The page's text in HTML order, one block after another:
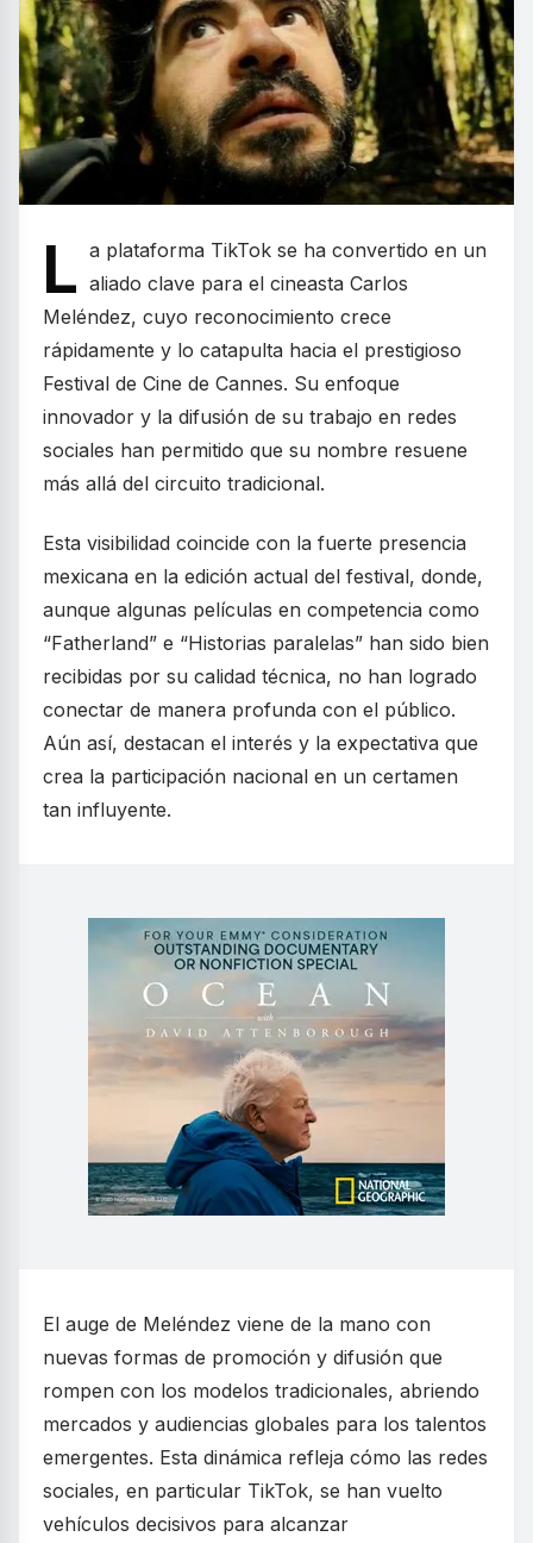
L a plataforma TikTok se ha convertido en un
aliado clave para el cineasta Carlos
Meléndez, cuyo reconocimiento crece
rápidamente y lo catapulta hacia el prestigioso
Festival de Cine de Cannes. Su enfoque
innovador y la difusión de su trabajo en redes
sociales han permitido que su nombre resuene
más allá del circuito tradicional.
Esta visibilidad coincide con la fuerte presencia
mexicana en la edición actual del festival, donde,
aunque algunas películas en competencia como
“Fatherland” e “Historias paralelas” han sido bien
recibidas por su calidad técnica, no han logrado
conectar de manera profunda con el público.
Aún así, destacan el interés y la expectativa que
crea la participación nacional en un certamen
tan influyente.
El auge de Meléndez viene de la mano con
nuevas formas de promoción y difusión que
rompen con los modelos tradicionales, abriendo
mercados y audiencias globales para los talentos
emergentes. Esta dinámica refleja cómo las redes
sociales, en particular TikTok, se han vuelto
vehículos decisivos para alcanzar